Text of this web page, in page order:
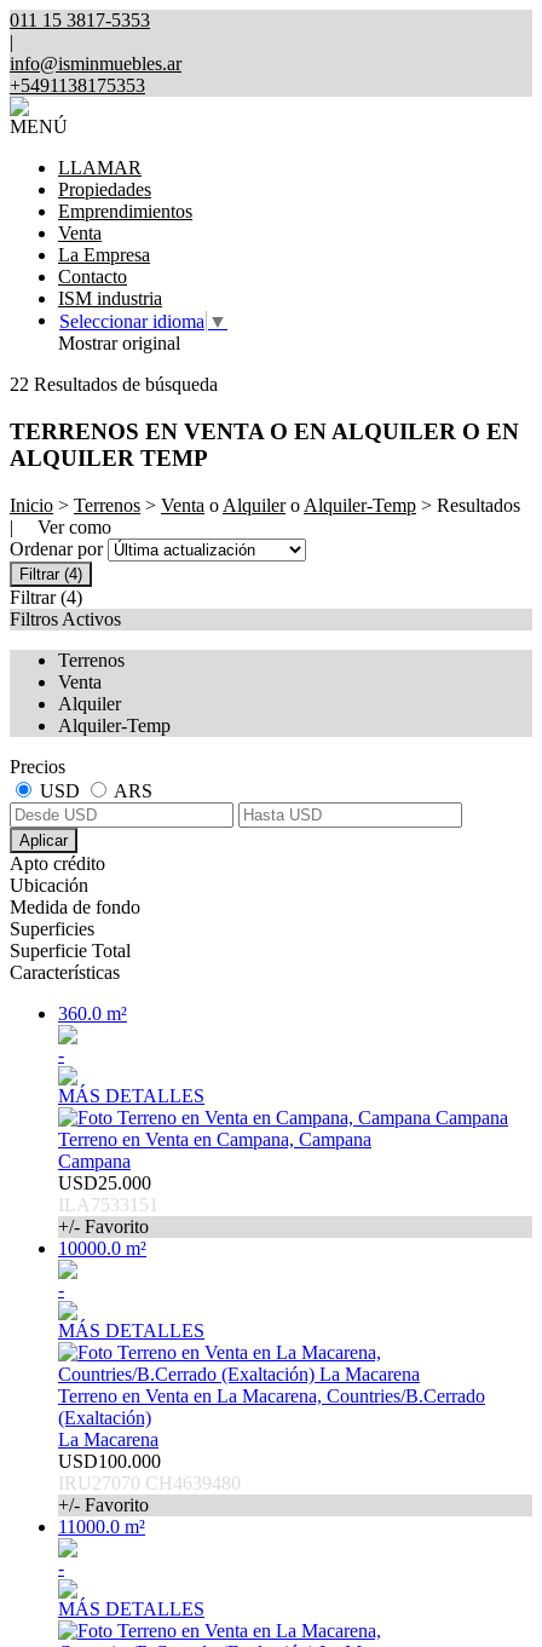
011 15 3817-5353
|
info@isminmuebles.ar
+5491138175353
MENÚ
LLAMAR
Propiedades
Emprendimientos
Venta
La Empresa
Contacto
ISM industria
Seleccionar idioma ▼
Mostrar original
22 Resultados de búsqueda
TERRENOS EN VENTA O EN ALQUILER O EN
ALQUILER TEMP
Inicio > Terrenos > Venta o Alquilero Alquiler-Temp > Resultados
| Ver como
Ordenar por
Filtrar (4)
Filtrar (4)
Filtros Activos
Terrenos
Venta
Alquiler
Alquiler-Temp
Precios
USD
ARS
Aplicar
Apto crédito
Ubicación
Medida de fondo
Superficies
Superficie Total
Características
360.0 m²
-
MÁS DETALLES
Terreno en Venta en Campana, Campana
Campana
USD25.000
ILA7533151
+/- Favorito
10000.0 m²
-
MÁS DETALLES
Terreno en Venta en La Macarena, Countries/B.Cerrado
(Exaltación)
La Macarena
USD100.000
IRU27070 CH4639480
+/- Favorito
11000.0 m²
-
MÁS DETALLES